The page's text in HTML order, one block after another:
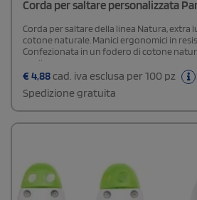
Corda per saltare personalizzata
Corda per saltare della linea Natura, extra
cotone naturale. Manici ergonomici in
Confezionata in un fodero di cotone
coulisse.
€ 4,88 cad. iva esclusa per 100 pz
Spedizione gratuita